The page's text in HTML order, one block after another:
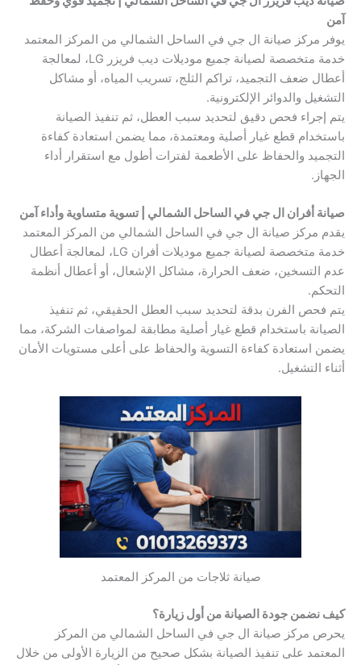
آمن
يوفر مركز صيانة ال جي في الساحل الشمالي من المركز المعتمد
خدمة متخصصة لصيانة جميع موديلات ديب فريزر LG، لمعالجة
أعطال ضعف التجميد، تراكم الثلج، تسريب المياه، أو مشاكل
التشغيل والدوائر الإلكترونية.
يتم إجراء فحص دقيق لتحديد سبب العطل، ثم تنفيذ الصيانة
باستخدام قطع غيار أصلية ومعتمدة، مما يضمن استعادة كفاءة
التجميد والحفاظ على الأطعمة لفترات أطول مع استقرار أداء
الجهاز.
صيانة أفران ال جي في الساحل الشمالي | تسوية متساوية وأداء آمن
يقدم مركز صيانة ال جي في الساحل الشمالي من المركز المعتمد
خدمة متخصصة لصيانة جميع موديلات أفران LG، لمعالجة أعطال
عدم التسخين، ضعف الحرارة، مشاكل الإشعال، أو أعطال أنظمة
التحكم.
يتم فحص الفرن بدقة لتحديد سبب العطل الحقيقي، ثم تنفيذ
الصيانة باستخدام قطع غيار أصلية مطابقة لمواصفات الشركة، مما
يضمن استعادة كفاءة التسوية والحفاظ على أعلى مستويات الأمان
أثناء التشغيل.
صيانة ثلاجات من المركز المعتمد
كيف نضمن جودة الصيانة من أول زيارة؟
يحرص مركز صيانة ال جي في الساحل الشمالي من المركز
المعتمد على تنفيذ الصيانة بشكل صحيح من الزيارة الأولى من خلال